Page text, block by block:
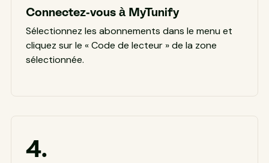
Connectez-vous à MyTunify
Sélectionnez les abonnements dans le menu et
cliquez sur le « Code de lecteur » de la zone
sélectionnée.
4.